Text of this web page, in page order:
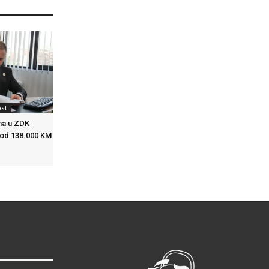
u ZDK
138.000 KM